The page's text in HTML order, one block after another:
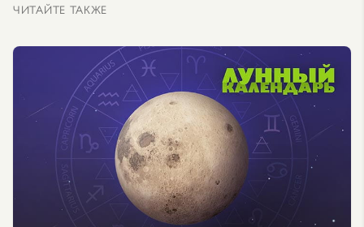
ЧИТАЙТЕ ТАКЖЕ